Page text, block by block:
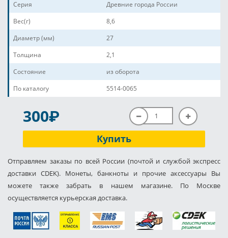
Серия
Древние города России
Вес(г)
8,6
Диаметр (мм)
27
Толщина
2,1
Состояние
из оборота
По каталогу
5514-0065
300P
Купить
Отправляем заказы по всей России (почтой и службой экспресс
доставки CDEK). Монеты, банкноты и прочие аксессуары Вы
можете также забрать в нашем магазине. По Москве
осуществляется курьерская доставка.